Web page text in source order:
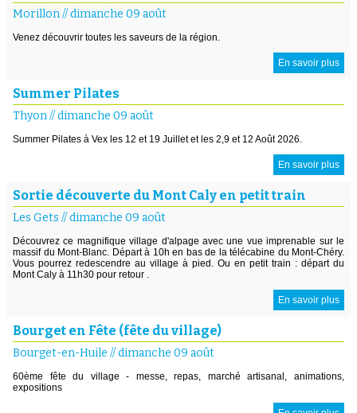
Morillon//dimanche 09 août
Venez découvrir toutes les saveurs de la région.
En savoir plus
Summer Pilates
Thyon//dimanche 09 août
Summer Pilates à Vex les 12 et 19 Juillet et les 2,9 et 12 Août 2026.
En savoir plus
Sortie découverte du Mont Caly en petit train
Les Gets //dimanche 09 août
Découvrez ce magnifique village d'alpage avec une vue imprenable sur le
massif du Mont-Blanc. Départ à 10h en bas de la télécabine du Mont-Chéry.
Vous pourrez redescendre au village à pied. Ou en petit train : départ du
Mont Caly à 11h30 pour retour .
En savoir plus
Bourget en Fête (fête du village)
Bourget-en-Huile //dimanche 09 août
60ème fête du village - messe, repas, marché artisanal, animations,
expositions